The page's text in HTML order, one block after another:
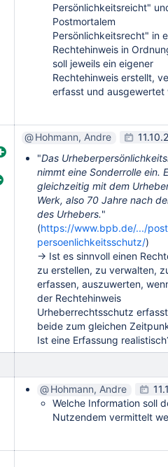
Persönlichkeitsreicht"
Postmortalem
Persönlichkeitsrecht" in
Rechtehinweis in
soll jeweils ein eigener
Rechtehinweis erstellt,
erfasst und ausgewertet
Hohmann, Andre
"Das
nimmt eine Sonderrolle ein.
gleichzeitig mit dem
Werk, also 70 Jahre nach
des Urhebers."
(https://www.bpb.de/.../
persoenlichkeitsschutz/)
→ Ist es sinnvoll einen
zu erstellen, zu verwalten,
erfassen, auszuwerten,
der Rechtehinweis
Urheberrechtsschutz
beide zum gleichen
Ist eine Erfassung
Hohmann, Andre
Welche Information soll
Nutzendem vermittelt